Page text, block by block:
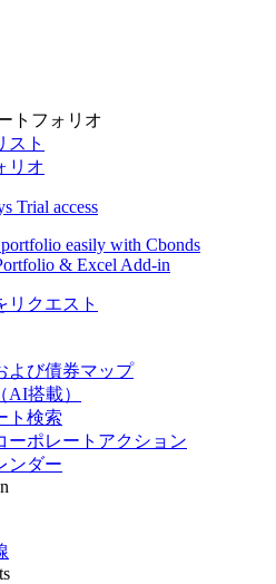
トフォリオ
スト
リオ
Trial access
easily with Cbonds
& Excel Add-in
リクエスト
よび債券マップ
AI搭載）
ト検索
ーポレートアクション
ンダー